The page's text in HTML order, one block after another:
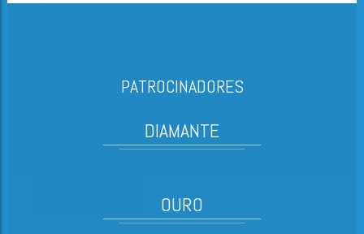
PATROCINADORES
DIAMANTE
OURO